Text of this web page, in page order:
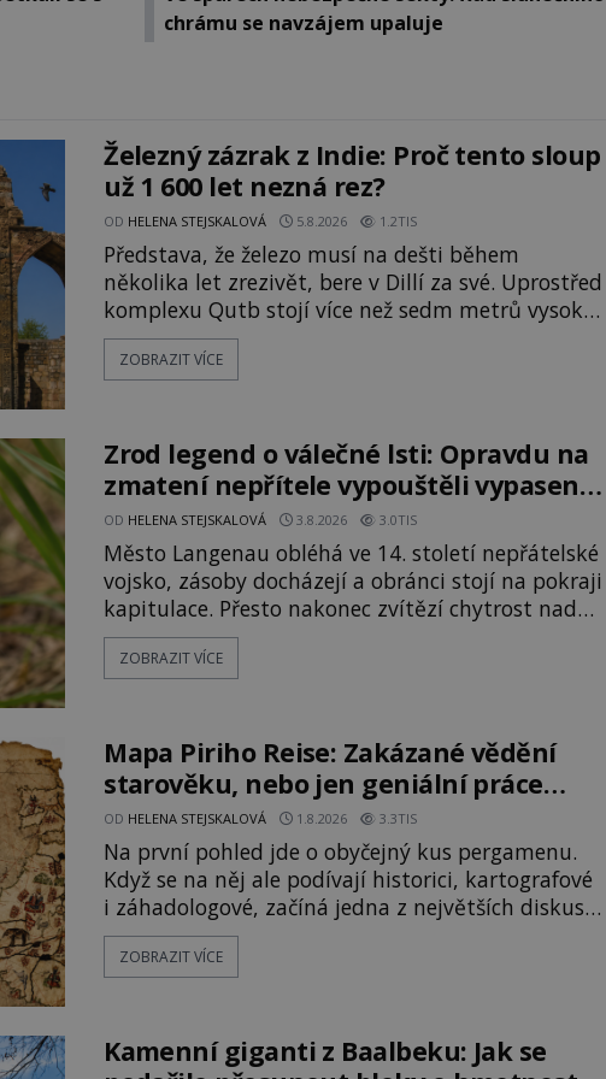
chrámu se navzájem upaluje
Železný zázrak z Indie: Proč tento sloup
už 1 600 let nezná rez?
OD HELENA STEJSKALOVÁ 5.8.2026 1.2TIS
Představa, že železo musí na dešti během
několika let zrezivět, bere v Dillí za své. Uprostřed
komplexu Qutb stojí více než sedm metrů vysoký
železný sloup, který už přibližně 1 600 let odolává
počasí s jen nepatrnými stopami koroze. Jeho
materiálech. Moderní metalurgie však ukazuje, že
skutečné vysvětlení je ješt
ZOBRAZIT VÍCE
Zrod legend o válečné lsti: Opravdu na
zmatení nepřítele vypouštěli vypasené
králíky?
OD HELENA STEJSKALOVÁ 3.8.2026 3.0TIS
Město Langenau obléhá ve 14. století nepřátelské
vojsko, zásoby docházejí a obránci stojí na pokraji
kapitulace. Přesto nakonec zvítězí chytrost nad
hrubou silou. Podle staré německé legendy
vypustí obyvatelé za hradby dobře živeného
městě ubývají zásoby a každý den znamená další
porci strádá
ZOBRAZIT VÍCE
Mapa Piriho Reise: Zakázané vědění
starověku, nebo jen geniální práce
osmanského admirála?
OD HELENA STEJSKALOVÁ 1.8.2026 3.3TIS
Na první pohled jde o obyčejný kus pergamenu.
Když se na něj ale podívají historici, kartografové
i záhadologové, začíná jedna z největších diskusí
moderní historie. Osmanský admirál Piri Reis
roku 1513 kreslí mapu světa, která překvapuje
znalost Antarktidy dávno před jejím objevením.
Jiní tvrdí,
ZOBRAZIT VÍCE
Kamenní giganti z Baalbeku: Jak se